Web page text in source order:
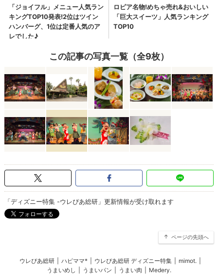
この記事の写真一覧（全9枚）
「ディズニー特集 -ウレぴあ総研」更新情報が受け取れます
ページの先頭へ
ウレぴあ総研 ハピママ* ウレぴあ総研 ディズニー特集 mimot.
うまいめし
うまいパン うまい肉 Medery.